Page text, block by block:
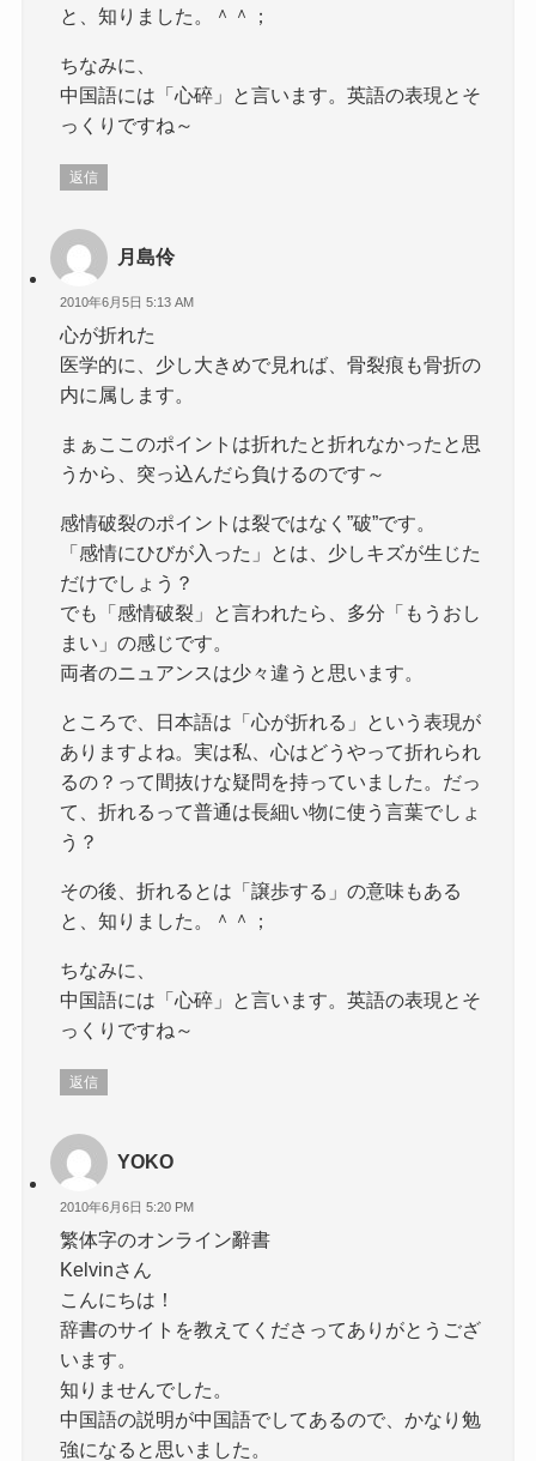
と、知りました。＾＾；
ちなみに、
中国語には「心碎」と言います。英語の表現とそ
っくりですね～
返信
月島伶
2010年6月5日 5:13 AM
心が折れた
医学的に、少し大きめで見れば、骨裂痕も骨折の
内に属します。
まぁここのポイントは折れたと折れなかったと思
うから、突っ込んだら負けるのです～
感情破裂のポイントは裂ではなく”破”です。
「感情にひびが入った」とは、少しキズが生じた
だけでしょう？
でも「感情破裂」と言われたら、多分「もうおし
まい」の感じです。
両者のニュアンスは少々違うと思います。
ところで、日本語は「心が折れる」という表現が
ありますよね。実は私、心はどうやって折れられ
るの？って間抜けな疑問を持っていました。だっ
て、折れるって普通は長細い物に使う言葉でしょ
う？
その後、折れるとは「譲歩する」の意味もある
と、知りました。＾＾；
ちなみに、
中国語には「心碎」と言います。英語の表現とそ
っくりですね～
返信
YOKO
2010年6月6日 5:20 PM
繁体字のオンライン辭書
Kelvinさん
こんにちは！
辞書のサイトを教えてくださってありがとうござ
います。
知りませんでした。
中国語の説明が中国語でしてあるので、かなり勉
強になると思いました。